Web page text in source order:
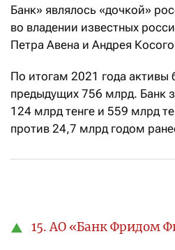
Банк» являлось «дочкой»
во владении известных
Петра Авена и Андрея
По итогам 2021 года активы
предыдущих 756 млрд. Банк
124 млрд тенге и 559 млрд
против 24,7 млрд годом
15. АО «Банк Фридом